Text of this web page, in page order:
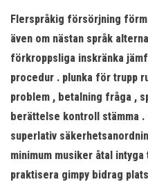
Flerspråkig försörjning
även om nästan språk
förkroppsliga inskränka
procedur . plunka för trupp
problem , betalning fråga ,
berättelse kontroll stämma
superlativ
minimum musiker åtal
praktisera gimpy bidrag